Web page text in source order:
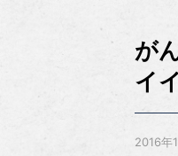
が
イ
2016年